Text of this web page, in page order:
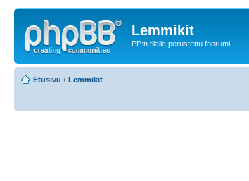
Lemmikit
PP:n tilalle perustettu foorumi
Etusivu ‹ Lemmikit